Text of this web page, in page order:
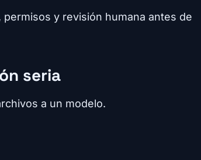
y revisión humana antes de
seria
a un modelo.